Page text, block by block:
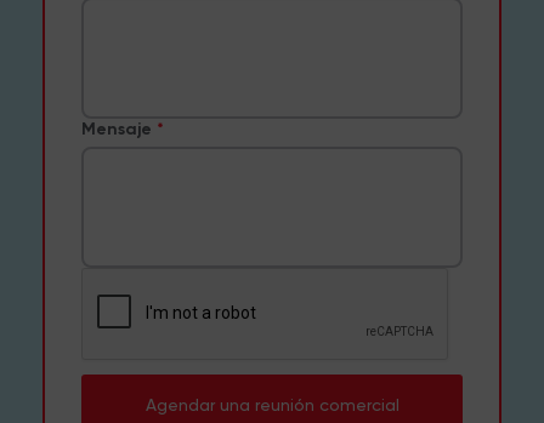
Mensaje
Agendar una reunión comercial